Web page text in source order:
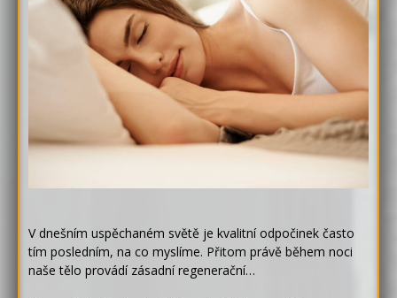
V dnešním uspěchaném světě je kvalitní odpočinek často
tím posledním, na co myslíme. Přitom právě během noci
naše tělo provádí zásadní regenerační…